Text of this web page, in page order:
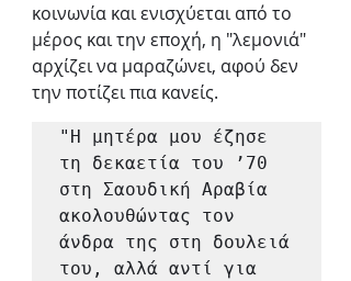
κοινωνία και ενισχύεται από το
μέρος και την εποχή, η "λεμονιά"
αρχίζει να μαραζώνει, αφού δεν
την ποτίζει πια κανείς.
"Η μητέρα μου έζησε
τη δεκαετία του ’70
στη Σαουδική Αραβία
ακολουθώντας τον
άνδρα της στη δουλειά
του, αλλά αντί για